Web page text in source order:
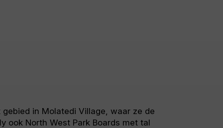
in Molatedi Village, waar ze de
ook North West Park Boards met tal